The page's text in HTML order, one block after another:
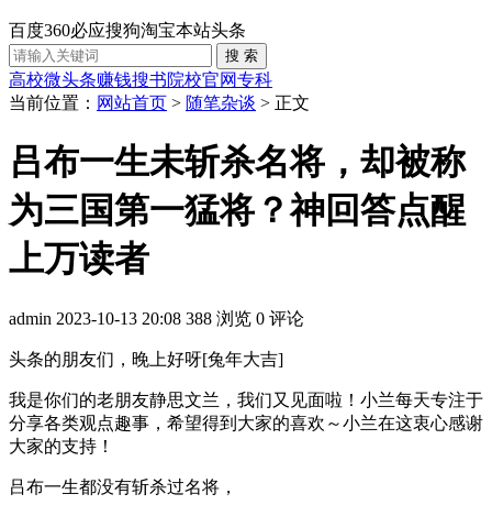
百度360必应搜狗淘宝本站头条
高校微头条赚钱搜书院校官网专科
当前位置： 网站首页 > 随笔杂谈 > 正文
吕布一生未斩杀名将，却被称
为三国第一猛将？神回答点醒
上万读者
admin 2023-10-13 20:08 388 浏览 0 评论
头条的朋友们，晚上好呀[兔年大吉]
我是你们的老朋友静思文兰，我们又见面啦！小兰每天专注于
分享各类观点趣事，希望得到大家的喜欢～小兰在这衷心感谢
大家的支持！
吕布一生都没有斩杀过名将，